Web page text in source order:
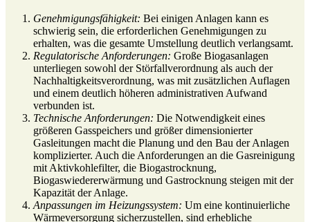
Genehmigungsfähigkeit: Bei einigen Anlagen kann es
schwierig sein, die erforderlichen Genehmigungen zu
erhalten, was die gesamte Umstellung deutlich verlangsamt.
Regulatorische Anforderungen: Große Biogasanlagen
unterliegen sowohl der Störfallverordnung als auch der
Nachhaltigkeitsverordnung, was mit zusätzlichen Auflagen
und einem deutlich höheren administrativen Aufwand
verbunden ist.
Technische Anforderungen: Die Notwendigkeit eines
größeren Gasspeichers und größer dimensionierter
Gasleitungen macht die Planung und den Bau der Anlagen
komplizierter. Auch die Anforderungen an die Gasreinigung
mit Aktivkohlefilter, die Biogastrocknung,
Biogaswiedererwärmung und Gastrocknung steigen mit der
Kapazität der Anlage.
Anpassungen im Heizungssystem: Um eine kontinuierliche
Wärmeversorgung sicherzustellen, sind erhebliche